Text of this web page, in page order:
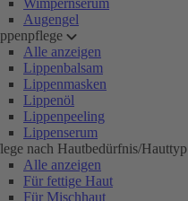
Wimpernserum
Augengel
Alle anzeigen
Lippenbalsam
Lippenmasken
Lippenöl
Lippenpeeling
Lippenserum
nach Hautbedürfnis/Hauttyp
Alle anzeigen
Für fettige Haut
Für Mischhaut